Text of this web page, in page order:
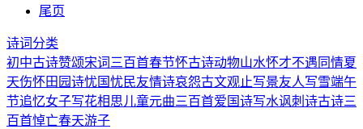
尾页
诗词分类
初中古诗赞颂宋词三百首春节怀古诗动物山水怀才不遇 同情夏
天伤怀田园诗忧国忧民友情诗哀怨古文观止写景友人写雪端午
节追忆女子写花相思儿童元曲三百首爱国诗写水讽刺诗古诗三
百首悼亡春天游子